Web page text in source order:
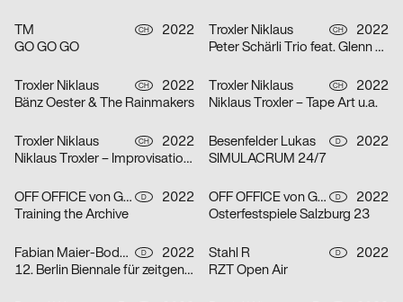
TM CH
2022
GO GO GO
Troxler Niklaus CH
2022
Peter Schärli Trio feat. Glenn Ferris
Troxler Niklaus CH
2022
Bänz Oester & The Rainmakers
Troxler Niklaus CH
2022
Niklaus Troxler – Tape Art u.a.
Troxler Niklaus CH
2022
Niklaus Troxler – Improvisationen
Besenfelder Lukas D
2022
SIMULACRUM 24/7
OFF OFFICE von Gross Lingemann GbR D
2022
Training the Archive
OFF OFFICE von Gross Lingemann GbR D
2022
Osterfestspiele Salzburg 23
Fabian Maier-Bode, Martin Wecke D
2022
12. Berlin Biennale für zeitgenössische Kunst
Stahl R D
2022
RZT Open Air